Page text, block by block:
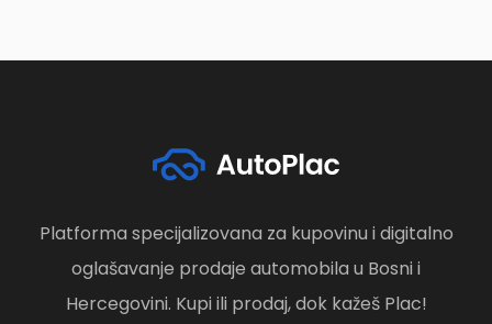
Platforma specijalizovana za kupovinu i digitalno
oglašavanje prodaje automobila u Bosni i
Hercegovini. Kupi ili prodaj, dok kažeš Plac!